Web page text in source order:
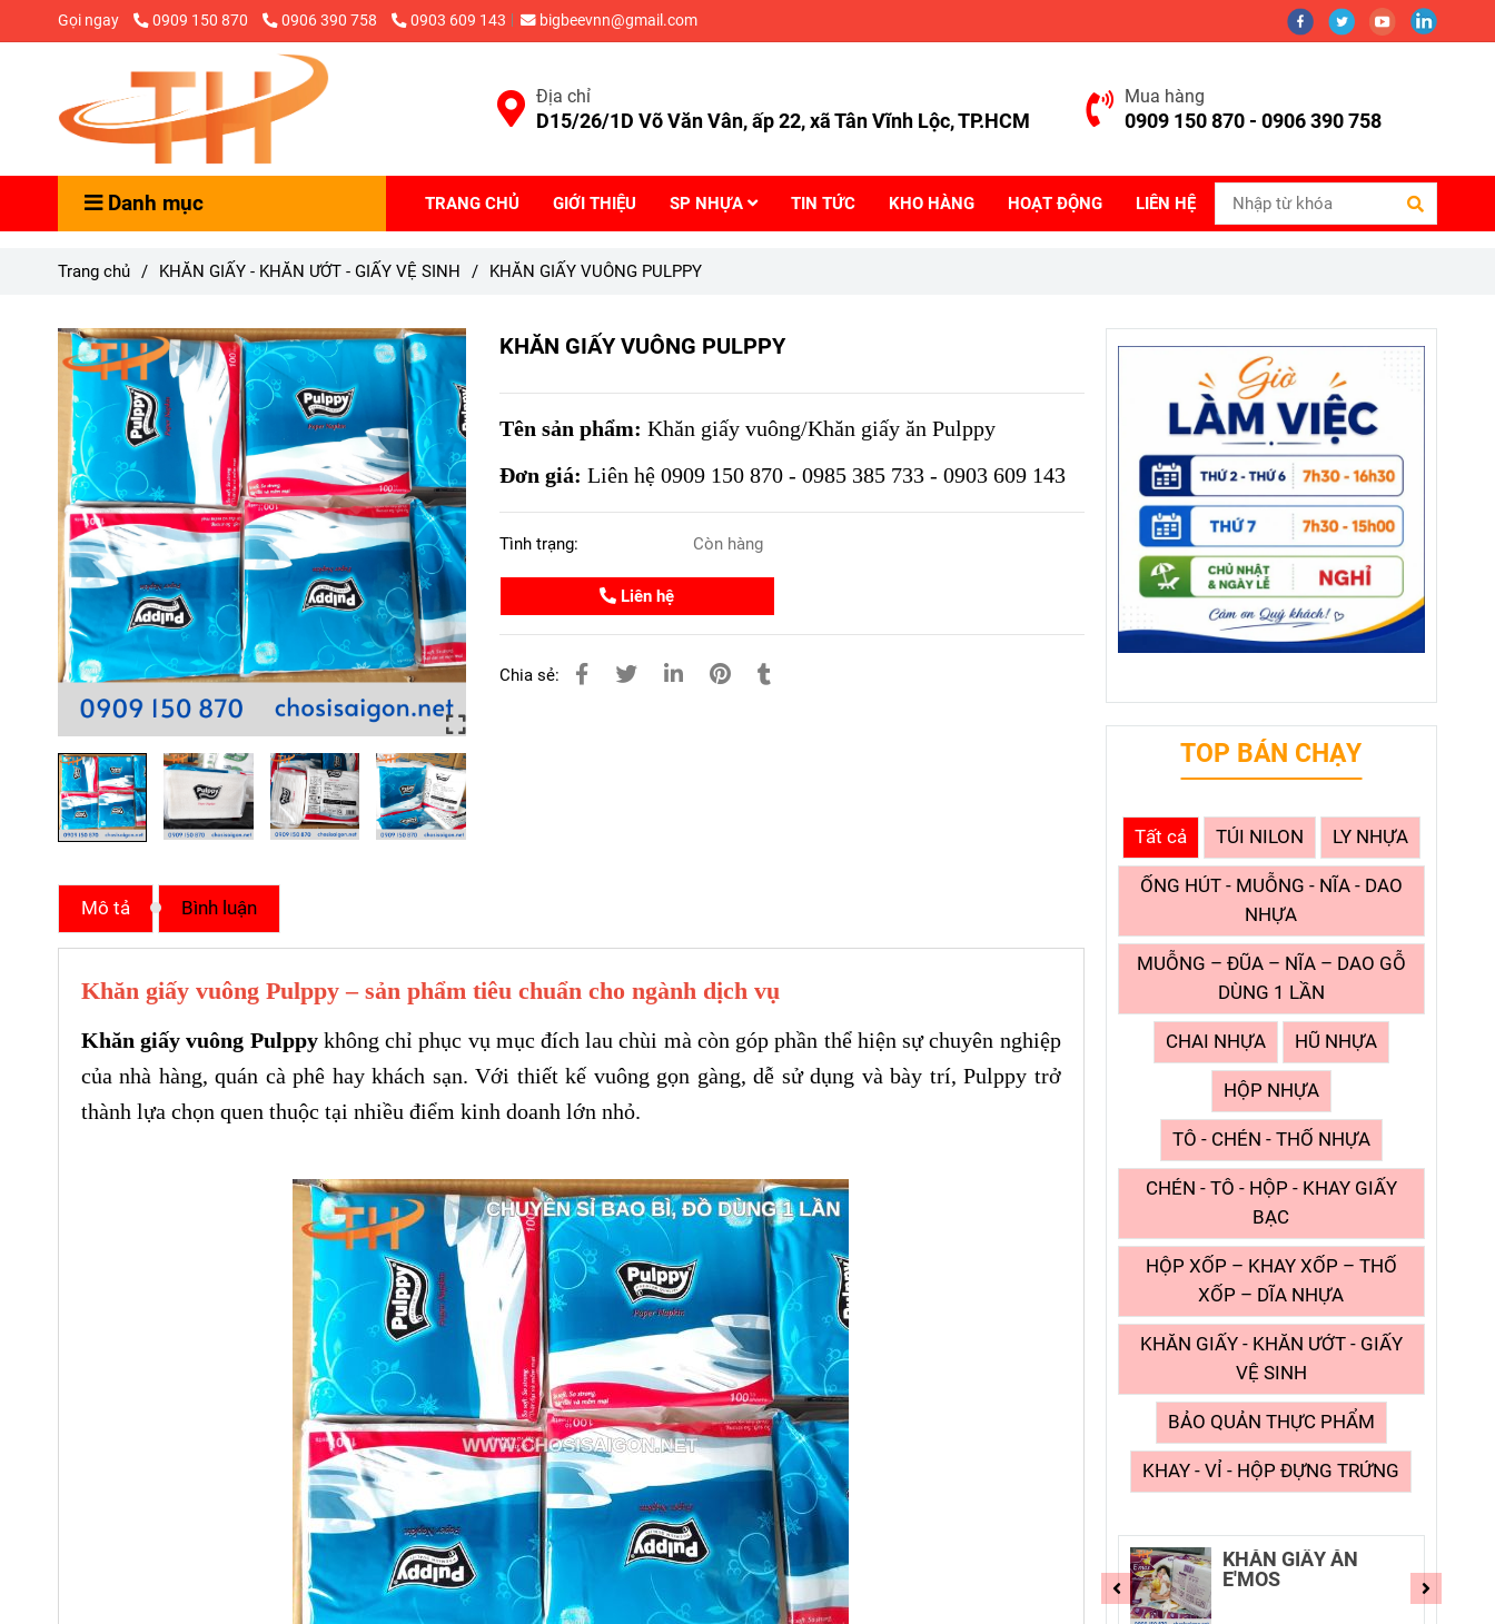
Gọi ngay 0909 150 870 0906 390 758 0903 609 143 bigbeevnn@gmail.com
Địa chỉ
D15/26/1D Võ Văn Vân, ấp 22, xã Tân Vĩnh Lộc, TP.HCM
Mua hàng
0909 150 870 - 0906 390 758
Danh mục TRANG CHỦ GIỚI THIỆU SP NHỰA TIN TỨC KHO HÀNG HOẠT ĐỘNG LIÊN HỆ
Trang chủ / KHĂN GIẤY - KHĂN ƯỚT - GIẤY VỆ SINH / KHĂN GIẤY VUÔNG PULPPY
KHĂN GIẤY VUÔNG PULPPY
Tên sản phẩm: Khăn giấy vuông/Khăn giấy ăn Pulppy
Đơn giá: Liên hệ 0909 150 870 - 0985 385 733 - 0903 609 143
Tình trạng: Còn hàng
Liên hệ
Chia sẻ:
Mô tả Bình luận
Khăn giấy vuông Pulppy – sản phẩm tiêu chuẩn cho ngành dịch vụ
Khăn giấy vuông Pulppykhông chỉ phục vụ mục đích lau chùi mà còn góp phần thể hiện sự chuyên nghiệp
của nhà hàng, quán cà phê hay khách sạn. Với thiết kế vuông gọn gàng, dễ sử dụng và bày trí, Pulppy trở
thành lựa chọn quen thuộc tại nhiều điểm kinh doanh lớn nhỏ.
TOP BÁN CHẠY
Tất cả TÚI NILON LY NHỰA
ỐNG HÚT - MUỖNG - NĨA - DAO
NHỰA
MUỖNG – ĐŨA – NĨA – DAO GỖ
DÙNG 1 LẦN
CHAI NHỰA HŨ NHỰA
HỘP NHỰA
TÔ - CHÉN - THỐ NHỰA
CHÉN - TÔ - HỘP - KHAY GIẤY
BẠC
HỘP XỐP – KHAY XỐP – THỐ
XỐP – DĨA NHỰA
KHĂN GIẤY - KHĂN ƯỚT - GIẤY
VỆ SINH
BẢO QUẢN THỰC PHẨM
KHAY - VỈ - HỘP ĐỰNG TRỨNG
MUỖNG GỖ ĂN KEM
HỘP GIẤY ĐỰNG
TRỨNG CÓ NẮP ĐẬY
12 QUẢ
KHĂN GIẤY ĂN
E'MOS